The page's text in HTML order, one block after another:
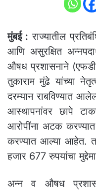
मुंबई : राज्यातील
आणि असुरक्षित
औषध प्रशासनाने
तुकाराम मुंढे यांच्या
दरम्यान राबविण्यात
आस्थापनांवर छापे
आरोपींना अटक
करण्यात आल्या आहेत.
हजार 677 रुपयांचा
अन्न व औषध